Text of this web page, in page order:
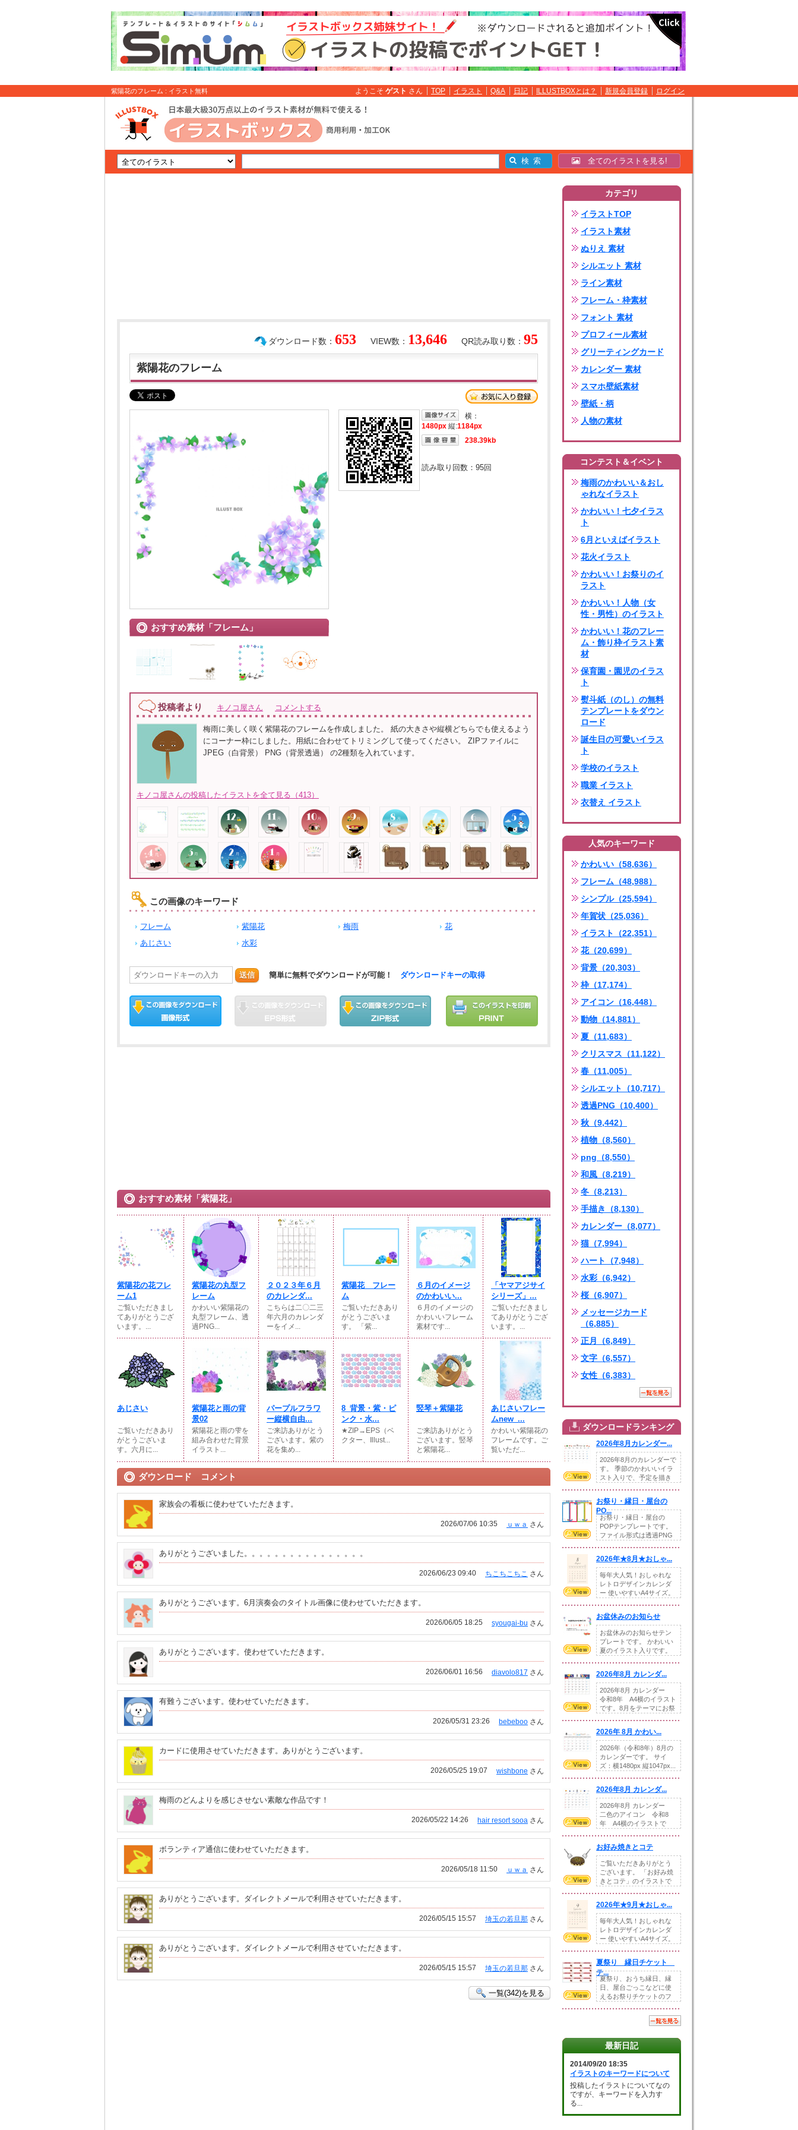
紫陽花のフレーム : イラスト無料 ようこそ ゲスト さん TOP イラスト Q&A 日記 ILLUSTBOXとは？ 新規会員登録 ログイン
全てのイラストを見る!
QR読み取り数： 95
VIEW数： 13,646
ダウンロード数： 653
紫陽花のフレーム
おすすめ素材「フレーム」
横：
1480px 縦:1184px
238.39kb
読み取り回数： 95回
投稿者より キノコ屋さん コメントする
梅雨に美しく咲く紫陽花のフレームを作成しました。 紙の大きさや縦横どちらでも使えるよう
にコーナー枠にしました。用紙に合わせてトリミングして使ってください。 ZIPファイルに
JPEG（白背景） PNG（背景透過） の2種類を入れています。
キノコ屋さんの投稿したイラストを全て見る（413）
この画像のキーワード
フレーム 紫陽花 梅雨
花
あじさい
水彩
送信 簡単に無料でダウンロードが可能！ ダウンロードキーの取得
おすすめ素材「紫陽花」
紫陽花の花フレ
ーム1
ご覧いただきまし
てありがとうござ
います。...
紫陽花の丸型フ
レーム
かわいい紫陽花の
丸型フレーム、透
過PNG...
２０２３年６月
のカレンダ...
こちらは二〇二三
年六月のカレンダ
ーをイメ...
紫陽花 フレー
ム
ご覧いただきあり
がとうございま
す。 「紫...
６月のイメージ
のかわいい...
６月のイメージの
かわいいフレーム
素材です...
「ヤマアジサイ
シリーズ」...
ご覧いただきまし
てありがとうござ
います。...
あじさい
ご覧いただきあり
がとうございま
す。六月に...
紫陽花と雨の背
景02
紫陽花と雨の雫を
組み合わせた背景
イラスト...
パープルフラワ
ー縦横自由...
ご来訪ありがとう
ございます。紫の
花を集め...
8_背景・紫・ピ
ンク・水...
★ZIP→EPS（ベ
クター、Illust...
竪琴＋紫陽花
ご来訪ありがとう
ございます。竪琴
と紫陽花...
あじさいフレー
ムnew_...
かわいい紫陽花の
フレームです。ご
覧いただ...
ダウンロード コメント
家族会の看板に使わせていただきます。
ｕｗａ さん
2026/07/06 10:35
ありがとうございました。。。。。。。。。。。。。。。。
ちこちこちこ さん
2026/06/23 09:40
ありがとうございます。6月演奏会のタイトル画像に使わせていただきます。
syougai-bu さん
2026/06/05 18:25
ありがとうございます。使わせていただきます。
diavolo817 さん
2026/06/01 16:56
有難うございます。使わせていただきます。
bebeboo さん
2026/05/31 23:26
カードに使用させていただきます。ありがとうございます。
wishbone さん
2026/05/25 19:07
梅雨のどんよりを感じさせない素敵な作品です！
hair resort sooa さん
2026/05/22 14:26
ボランティア通信に使わせていただきます。
ｕｗａ さん
2026/05/18 11:50
ありがとうございます。ダイレクトメールで利用させていただきます。
埼玉の若旦那 さん
2026/05/15 15:57
ありがとうございます。ダイレクトメールで利用させていただきます。
埼玉の若旦那 さん
2026/05/15 15:57
一覧(342)を見る
カテゴリ
イラストTOP
イラスト素材
ぬりえ 素材
シルエット 素材
ライン素材
フレーム・枠素材
フォント 素材
プロフィール素材
グリーティングカード
カレンダー 素材
スマホ壁紙素材
壁紙・柄
人物の素材
コンテスト＆イベント
梅雨のかわいい＆おし
ゃれなイラスト
かわいい！七夕イラス
ト
6月といえばイラスト
花火イラスト
かわいい！お祭りのイ
ラスト
かわいい！人物（女
性・男性）のイラスト
かわいい！花のフレー
ム・飾り枠イラスト素
材
保育園・園児のイラス
ト
熨斗紙（のし）の無料
テンプレートをダウン
ロード
誕生日の可愛いイラス
ト
学校のイラスト
職業 イラスト
衣替え イラスト
人気のキーワード
かわいい（58,636）
フレーム（48,988）
シンプル（25,594）
年賀状（25,036）
イラスト（22,351）
花（20,699）
背景（20,303）
枠（17,174）
アイコン（16,448）
動物（14,881）
夏（11,683）
クリスマス（11,122）
春（11,005）
シルエット（10,717）
透過PNG（10,400）
秋（9,442）
植物（8,560）
png（8,550）
和風（8,219）
冬（8,213）
手描き（8,130）
カレンダー（8,077）
猫（7,994）
ハート（7,948）
水彩（6,942）
桜（6,907）
メッセージカード
（6,885）
正月（6,849）
文字（6,557）
女性（6,383）
ダウンロードランキング
2026年8月カレンダー...
2026年8月のカレンダーで
す。 季節のかわいいイラ
スト入りで、予定を描き
お祭り・縁日・屋台の
PO...
お祭り・縁日・屋台の
POPテンプレートです。
ファイル形式は透過PNG
2026年★8月★おしゃ...
毎年大人気！おしゃれな
レトロデザインカレンダ
ー 使いやすいA4サイズ。
お盆休みのお知らせ
お盆休みのお知らせテン
プレートです。 かわいい
夏のイラスト入りです。
2026年8月 カレンダ...
2026年8月 カレンダー
令和8年 A4横のイラスト
です。8月をテーマにお祭
2026年 8月 かわい...
2026年（令和8年）8月の
カレンダーです。 サイ
ズ：横1480px 縦1047px...
2026年8月 カレンダ...
2026年8月 カレンダー
二色のアイコン 令和8
年 A4横のイラストで
お好み焼きとコテ
ご覧いただきありがとう
ございます。 「お好み焼
きとコテ」のイラストで
2026年★9月★おしゃ...
毎年大人気！おしゃれな
レトロデザインカレンダ
ー 使いやすいA4サイズ。
夏祭り 縁日チケット
テ...
夏祭り、おうち縁日、縁
日、屋台ごっこなどに使
えるお祭りチケットのフ
最新日記
2014/09/20 18:35
イラストのキーワードについて
投稿したイラストについてなの
ですが、キーワードを入力す
る...